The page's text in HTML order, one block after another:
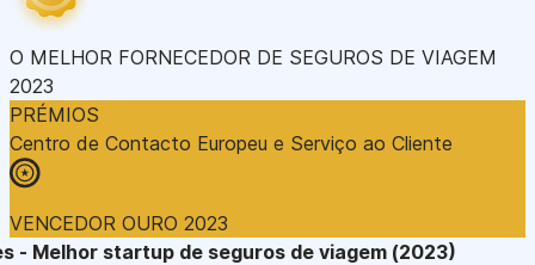
O MELHOR FORNECEDOR DE SEGUROS DE VIAGEM
2023
PRÉMIOS
Centro de Contacto Europeu e Serviço ao Cliente
VENCEDOR OURO 2023
- Melhor startup de seguros de viagem (2023)